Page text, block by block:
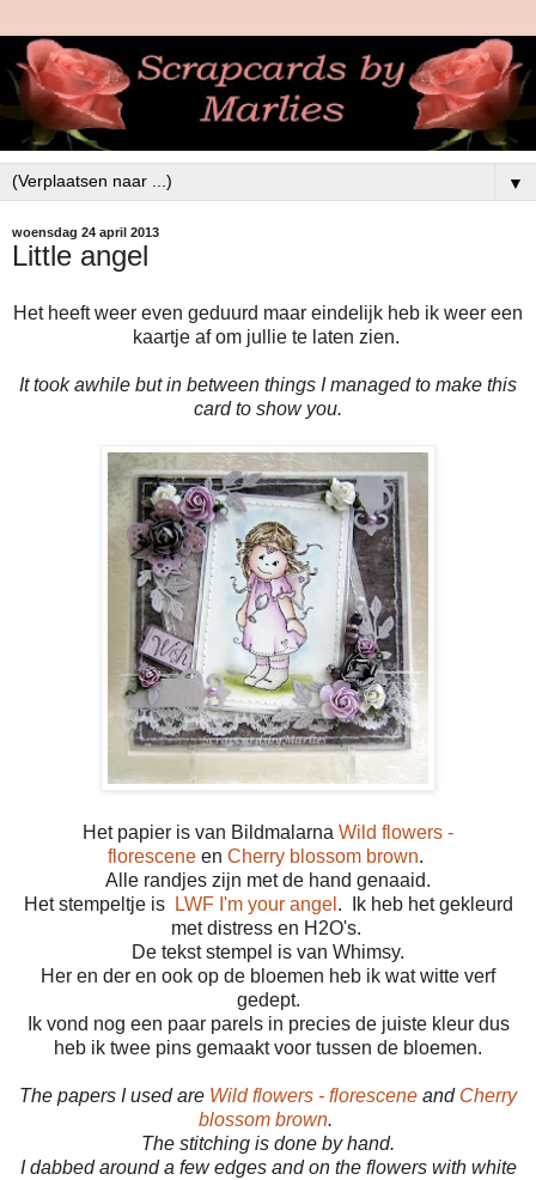
▼
woensdag 24 april 2013
Little angel
Het heeft weer even geduurd maar eindelijk heb ik weer een
kaartje af om jullie te laten zien.
It took awhile but in between things I managed to make this
card to show you.
Het papier is van Bildmalarna Wild flowers -
florescene en Cherry blossom brown.
Alle randjes zijn met de hand genaaid.
Het stempeltje is
LWF I'm your angel . Ik heb het gekleurd
met distress en H2O's.
De tekst stempel is van Whimsy.
Her en der en ook op de bloemen heb ik wat witte verf
gedept.
Ik vond nog een paar parels in precies de juiste kleur dus
heb ik twee pins gemaakt voor tussen de bloemen.
The papers I used are Wild flowers - florescene and Cherry
blossom brown.
The stitching is done by hand.
I dabbed around a few edges and on the flowers with white